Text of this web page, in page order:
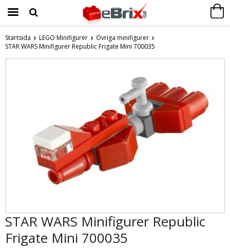
Produkten har blivit tillagd i varukorgen
Startsida LEGO Minifigurer
Övriga minifigurer
STAR WARS Minifigurer Republic Frigate Mini 700035
STAR WARS Minifigurer Republic
Frigate Mini 700035